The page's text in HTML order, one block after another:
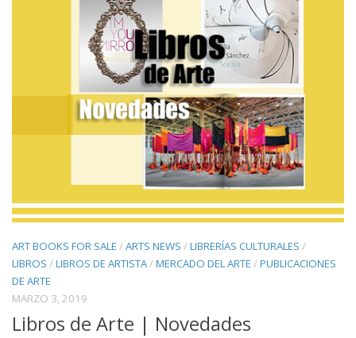
ART BOOKS FOR SALE /ARTS NEWS /LIBRERÍAS CULTURALES /
LIBROS /LIBROS DE ARTISTA/MERCADO DEL ARTE /PUBLICACIONES
DE ARTE
MARZO 3, 2019
Libros de Arte | Novedades